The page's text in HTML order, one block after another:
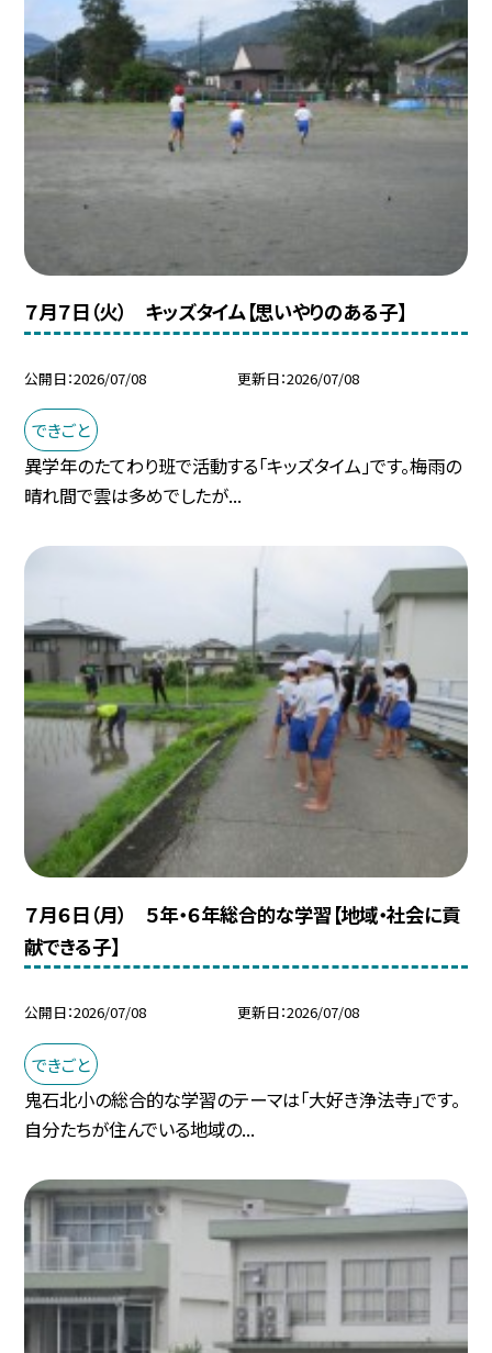
７月７日（火） キッズタイム【思いやりのある子】
公開日 2026/07/08 更新日 2026/07/08
できごと
異学年のたてわり班で活動する「キッズタイム」です。梅雨の
晴れ間で雲は多めでしたが...
７月６日（月） ５年・６年総合的な学習【地域・社会に貢
献できる子】
公開日 2026/07/08 更新日 2026/07/08
できごと
鬼石北小の総合的な学習のテーマは「大好き浄法寺」です。
自分たちが住んでいる地域の...